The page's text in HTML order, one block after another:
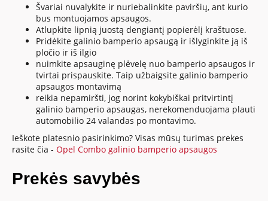
Švariai nuvalykite ir nuriebalinkite paviršių, ant kurio
bus montuojamos apsaugos.
Atlupkite lipnią juostą dengiantį popierėlį kraštuose.
Pridėkite galinio bamperio apsaugą ir išlyginkite ją iš
pločio ir iš ilgio
nuimkite apsauginę plėvelę nuo bamperio apsaugos ir
tvirtai prispauskite. Taip užbaigsite galinio bamperio
apsaugos montavimą
reikia nepamiršti, jog norint kokybiškai pritvirtintį
galinio bamperio apsaugas, nerekomenduojama plauti
automobilio 24 valandas po montavimo.
Ieškote platesnio pasirinkimo? Visas mūsų turimas prekes
rasite čia -Opel Combo galinio bamperio apsaugos
Prekės savybės